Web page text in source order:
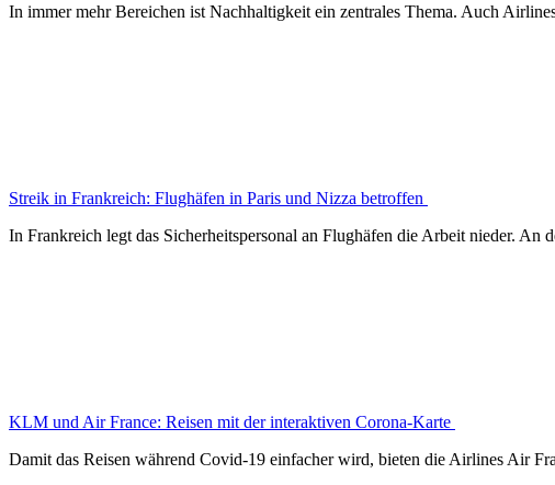
In immer mehr Bereichen ist Nachhaltigkeit ein zentrales Thema. Auch
Streik in Frankreich: Flughäfen in Paris und Nizza betroffen
In Frankreich legt das Sicherheitspersonal an Flughäfen die Arbeit nieder. An
KLM und Air France: Reisen mit der interaktiven Corona-Karte
Damit das Reisen während Covid-19 einfacher wird, bieten die Airlines Air